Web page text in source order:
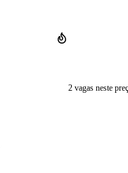
2 vagas neste